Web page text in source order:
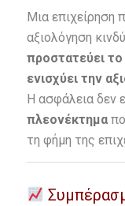
Μια επιχείρηση
αξιολόγηση
προστατεύει
ενισχύει την
Η ασφάλεια δεν
πλεονέκτημα
τη φήμη της